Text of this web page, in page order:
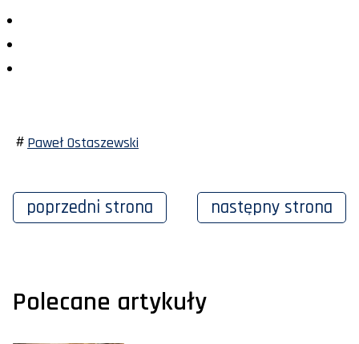
Paweł Ostaszewski
poprzedni strona następny strona
Polecane artykuły